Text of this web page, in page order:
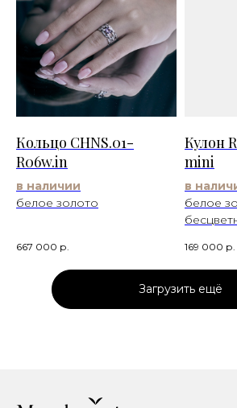
Кольцо CHNS.01-
R06w.in
в наличии
белое золото
667 000 р.
Кулон
mini
в
белое
169 000 р.
Загрузить ещё